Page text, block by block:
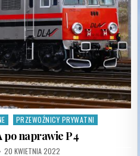
PRZEWOŹNICY PRYWATNI
po naprawie P4
PUBLISHED
20 KWIETNIA 2022